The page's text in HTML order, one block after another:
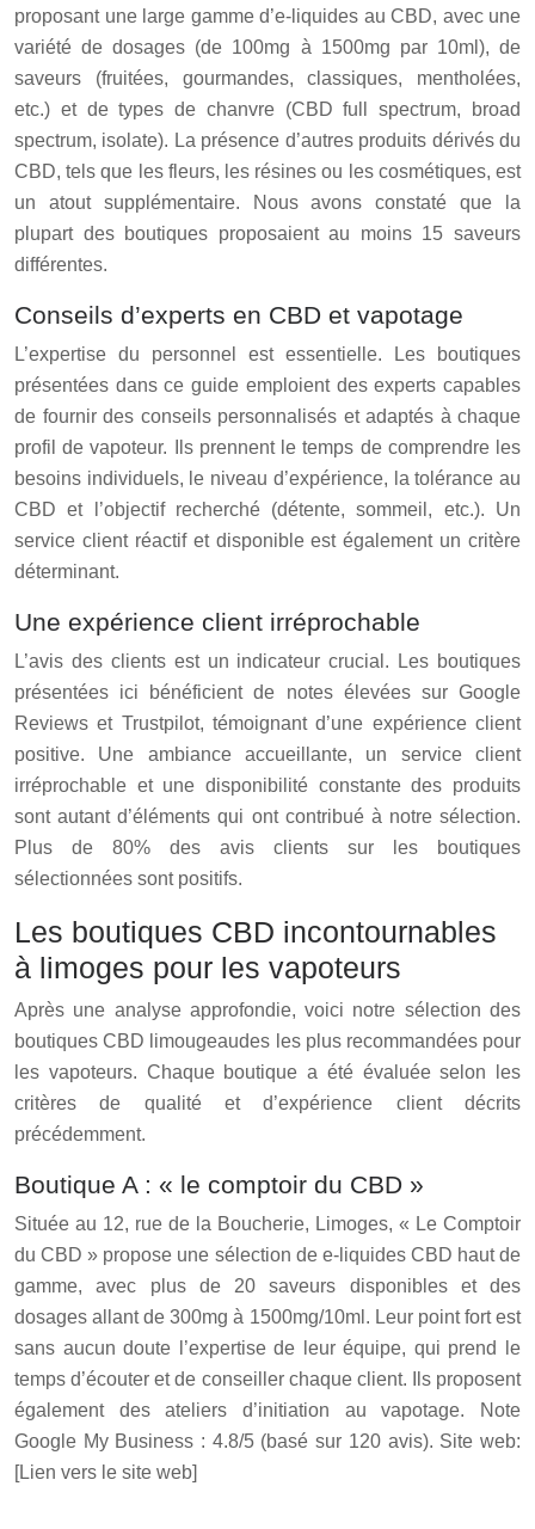
proposant une large gamme d’e-liquides au CBD, avec une
variété de dosages (de 100mg à 1500mg par 10ml), de
saveurs (fruitées, gourmandes, classiques, mentholées,
etc.) et de types de chanvre (CBD full spectrum, broad
spectrum, isolate). La présence d’autres produits dérivés du
CBD, tels que les fleurs, les résines ou les cosmétiques, est
un atout supplémentaire. Nous avons constaté que la
plupart des boutiques proposaient au moins 15 saveurs
différentes.
Conseils d’experts en CBD et vapotage
L’expertise du personnel est essentielle. Les boutiques
présentées dans ce guide emploient des experts capables
de fournir des conseils personnalisés et adaptés à chaque
profil de vapoteur. Ils prennent le temps de comprendre les
besoins individuels, le niveau d’expérience, la tolérance au
CBD et l’objectif recherché (détente, sommeil, etc.). Un
service client réactif et disponible est également un critère
déterminant.
Une expérience client irréprochable
L’avis des clients est un indicateur crucial. Les boutiques
présentées ici bénéficient de notes élevées sur Google
Reviews et Trustpilot, témoignant d’une expérience client
positive. Une ambiance accueillante, un service client
irréprochable et une disponibilité constante des produits
sont autant d’éléments qui ont contribué à notre sélection.
Plus de 80% des avis clients sur les boutiques
sélectionnées sont positifs.
Les boutiques CBD incontournables
à limoges pour les vapoteurs
Après une analyse approfondie, voici notre sélection des
boutiques CBD limougeaudes les plus recommandées pour
les vapoteurs. Chaque boutique a été évaluée selon les
critères de qualité et d’expérience client décrits
précédemment.
Boutique A : « le comptoir du CBD »
Située au 12, rue de la Boucherie, Limoges, « Le Comptoir
du CBD » propose une sélection de e-liquides CBD haut de
gamme, avec plus de 20 saveurs disponibles et des
dosages allant de 300mg à 1500mg/10ml. Leur point fort est
sans aucun doute l’expertise de leur équipe, qui prend le
temps d’écouter et de conseiller chaque client. Ils proposent
également des ateliers d’initiation au vapotage. Note
Google My Business : 4.8/5 (basé sur 120 avis). Site web:
[Lien vers le site web]